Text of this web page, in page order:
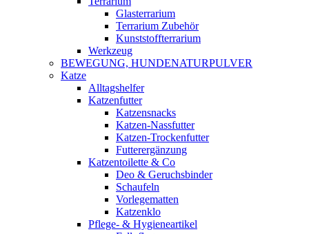
Glasterrarium
Terrarium Zubehör
Kunststoffterrarium
Werkzeug
BEWEGUNG, HUNDENATURPULVER
Katze
Alltagshelfer
Katzenfutter
Katzensnacks
Katzen-Nassfutter
Katzen-Trockenfutter
Futterergänzung
Katzentoilette & Co
Deo & Geruchsbinder
Schaufeln
Vorlegematten
Katzenklo
Pflege- & Hygieneartikel